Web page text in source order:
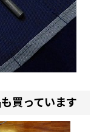
買っています